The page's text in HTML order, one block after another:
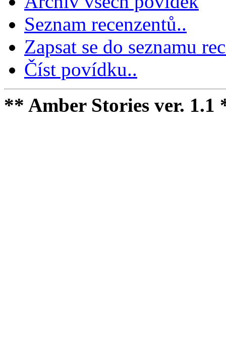
Seznam recenzentů..
Zapsat se do seznamu
Číst povídku..
** Amber Stories ver. 1.1